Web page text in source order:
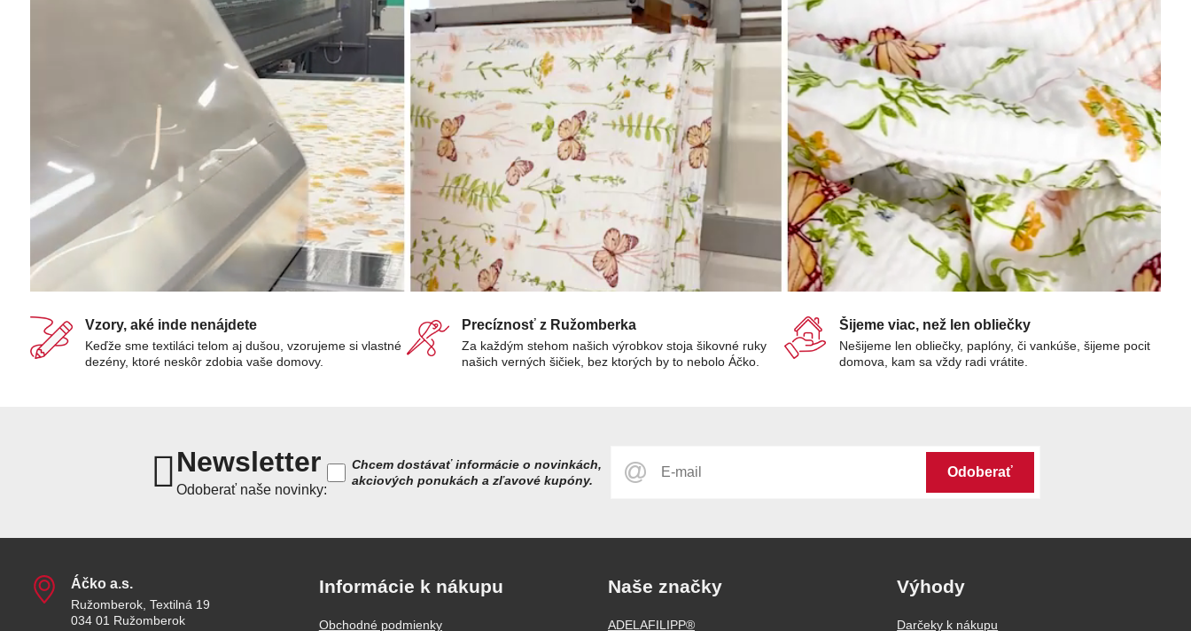
Vzory, aké inde nenájdete
Keďže sme textiláci telom aj dušou, vzorujeme si vlastné
dezény, ktoré neskôr zdobia vaše domovy.
Precíznosť z Ružomberka
Za každým stehom našich výrobkov stoja šikovné ruky
našich verných šičiek, bez ktorých by to nebolo Áčko.
Šijeme viac, než len obliečky
Nešijeme len obliečky, paplóny, či vankúše, šijeme pocit
domova, kam sa vždy radi vrátite.
Newsletter
Odoberať naše novinky:
Odoberať
Chcem dostávať informácie o novinkách,
akciových ponukách a zľavové kupóny.
Áčko a​.s​.
Ružomberok, Textilná 19
034 01 Ružomberok
Informácie k nákupu
Obchodné podmienky
Naše značky
ADELAFILIPP®
Výhody
Darčeky k nákupu